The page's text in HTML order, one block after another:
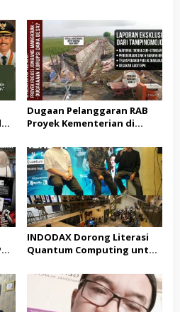
Dugaan Pelanggaran RAB
Proyek Kementerian di
Nasionaldetik.com Desak
Tindakan Tegas
INDODAX Dorong Literasi
Quantum Computing untuk
Blockchain